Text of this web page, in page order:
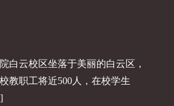
白云校区坐落于美丽的白云区，
教职工将近500人，在校学生